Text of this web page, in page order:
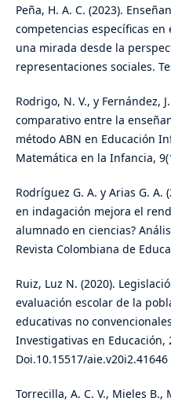
Peña, H. A. C. (2023).
competencias específicas
una mirada desde la
representaciones sociales.
Rodrigo, N. V., y Fernández,
comparativo entre la
método ABN en Educación
Matemática en la Infancia,
Rodríguez G. A. y Arias G. A.
en indagación mejora el
alumnado en ciencias?
Revista Colombiana de
Ruiz, Luz N. (2020).
evaluación escolar de la
educativas no
Investigativas en Educación,
Doi.10.15517/aie.v20i2.41646
Torrecilla, A. C. V., Mieles B.,